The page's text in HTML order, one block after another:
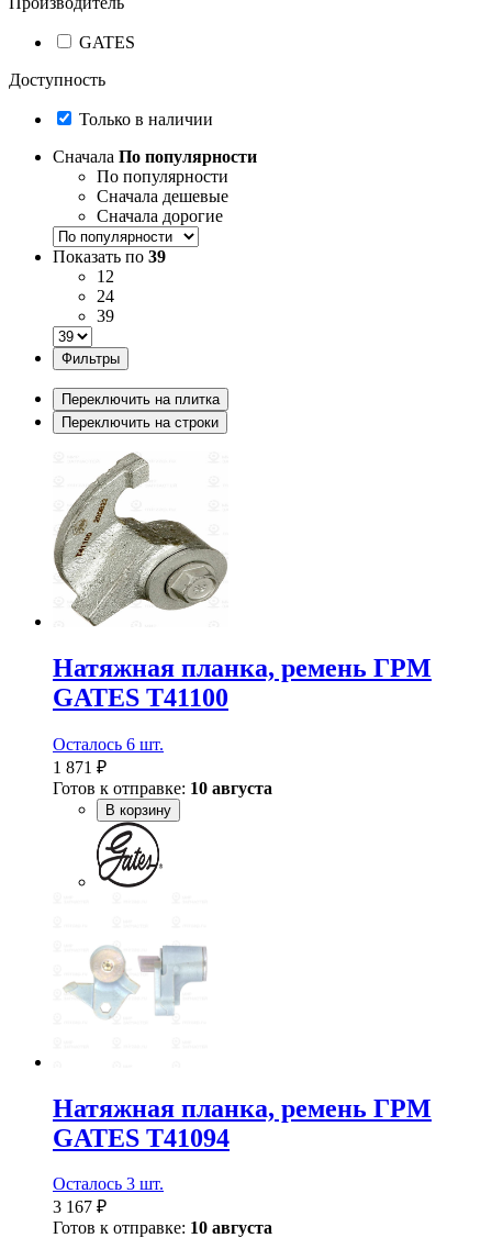
GATES
Доступность
Только в наличии
Сначала По популярности
По популярности
Сначала дешевые
Сначала дорогие
Показать по 39
12
24
39
Фильтры
Переключить на плитка
Переключить на строки
Натяжная планка, ремень ГРМ
GATES T41100
Осталось 6 шт.
1 871 ₽
Готов к отправке: 10 августа
В корзину
Натяжная планка, ремень ГРМ
GATES T41094
Осталось 3 шт.
3 167 ₽
Готов к отправке: 10 августа